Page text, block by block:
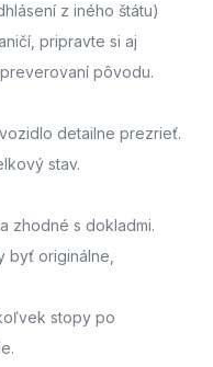
z iného štátu)
pripravte si aj
pôvodu.
detailne prezrieť.
stav.
zhodné s dokladmi.
byť originálne,
stopy po